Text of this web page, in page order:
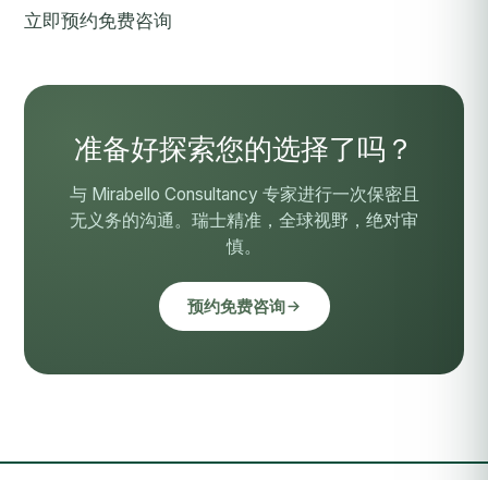
立即预约免费咨询
准备好探索您的选择了吗？
与 Mirabello Consultancy 专家进行一次保密且
无义务的沟通。瑞士精准，全球视野，绝对审
慎。
预约免费咨询